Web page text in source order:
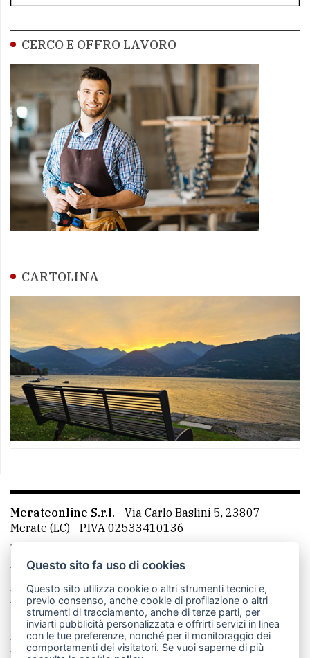
CERCO E OFFRO LAVORO
CARTOLINA
Merateonline S.r.l. - Via Carlo Baslini 5, 23807 -
Merate (LC) - P.IVA 02533410136
Telefono:
mail: redazione@leccoonline.com
La redazione
MerateOnline CasateOnline
RSS
Made by VIP
Privacy policy
Cookie policy
Rivedi le tue scelte sui cookie
Questo sito fa uso di cookies
Questo sito utilizza cookie o altri strumenti tecnici e,
previo consenso, anche cookie di profilazione o altri
strumenti di tracciamento, anche di terze parti, per
inviarti pubblicità personalizzata e offrirti servizi in linea
con le tue preferenze, nonché per il monitoraggio dei
comportamenti dei visitatori. Se vuoi saperne di più